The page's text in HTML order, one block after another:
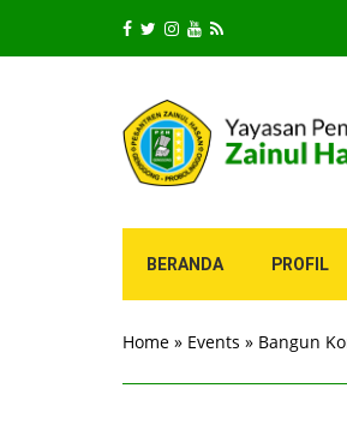
BERANDA PROFIL
Home » Events » Bangun